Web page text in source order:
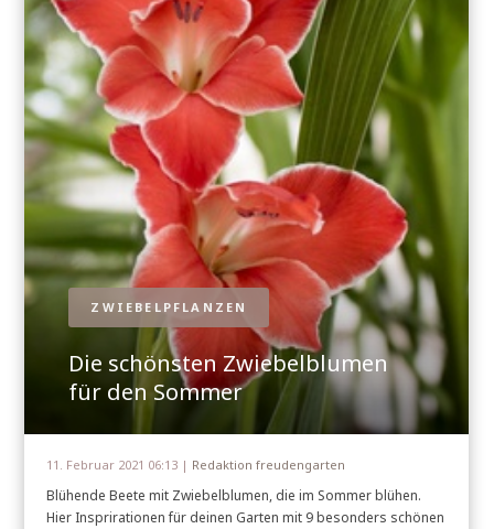
ZWIEBELPFLANZEN
Die schönsten Zwiebelblumen
für den Sommer
11. Februar 2021 06:13 | Redaktion freudengarten
Blühende Beete mit Zwiebelblumen, die im Sommer blühen.
Hier Insprirationen für deinen Garten mit 9 besonders schönen